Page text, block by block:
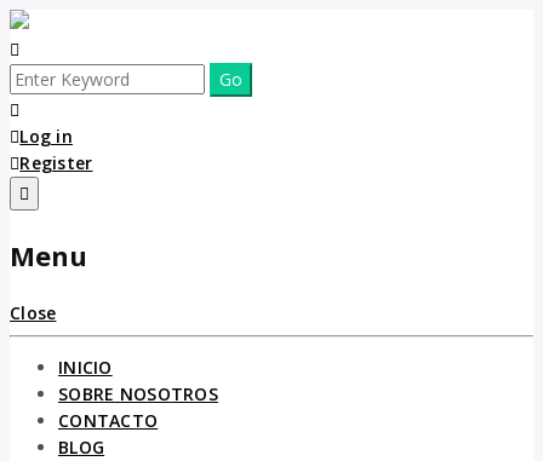
Log in
Register
Menu
Close
INICIO
SOBRE NOSOTROS
CONTACTO
BLOG